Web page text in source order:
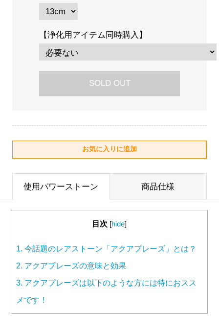
【浄化用アイテム同時購入】
SOLD OUT
使用パワーストーン 商品仕様
目次 [hide]
1. 今話題のレアストーン「アクアプレーズ」とは？
2. アクアプレーズの意味と効果
3. アクアプレーズは以下のような方には特におスス
メです！